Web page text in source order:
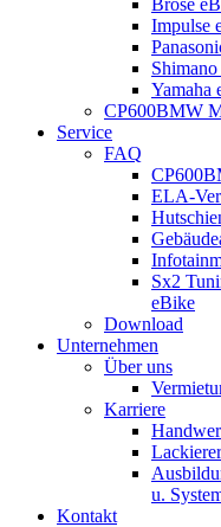
Brose
Impulse
Yamaha
CP600BMW
Service
FAQ
ELA-
Sx2
eBike
Download
Unternehmen
Über uns
Karriere
u.
Kontakt